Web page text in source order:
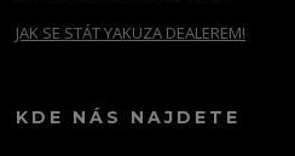
JAK SE STÁT YAKUZA DEALEREM!
KDE NÁS NAJDETE